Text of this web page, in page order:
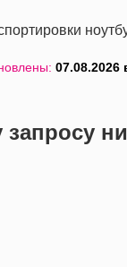
07.08.2026